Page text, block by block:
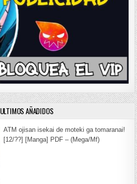
ULTIMOS AÑADIDOS
ATM ojisan isekai de moteki ga tomaranai!
[12/??] [Manga] PDF – (Mega/Mf)